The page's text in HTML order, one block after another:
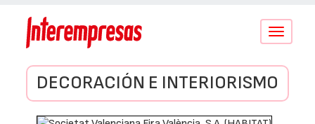
Conmutar
DECORACIÓN E INTERIORISMO